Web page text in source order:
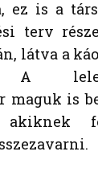
ez is a
terv
látva a
A
maguk is
akiknek